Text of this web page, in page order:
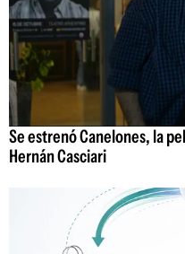
Se estrenó Canelones, la
Hernán Casciari